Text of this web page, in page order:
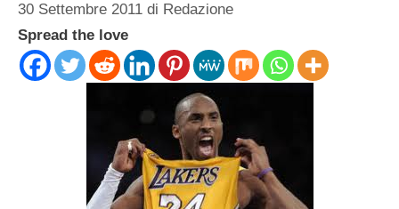
30 Settembre 2011 di Redazione
Spread the love